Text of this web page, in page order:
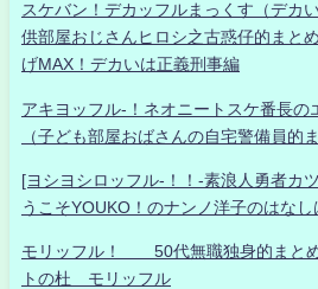
スケバン！デカッフルまっくす（デカ
供部屋おじさんヒロシ之古惑仔的まと
げMAX！デカいは正義刑事編
アキヨッフル-！ネオニートスケ番長の
（子ども部屋おばさんの自宅警備員的
[ヨシヨシロッフル-！！-素浪人勇者カ
うこそYOUKO！のナンノ洋子のはなし
モリッフル！ 50代無職独身的まとめ
トの杜 モリッフル